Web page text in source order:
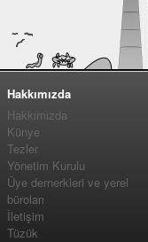
Hakkımızda
Hakkımızda
Künye
Tezler
Yönetim Kurulu
Üye dernerkleri ve yerel
büroları
İletişim
Tüzük